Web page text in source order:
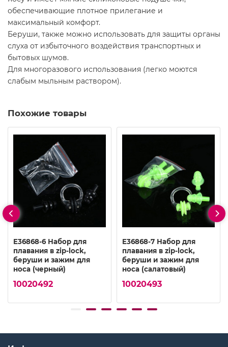
обеспечивающие плотное прилегание и
максимальный комфорт.
Беруши, также можно использовать для защиты органы
слуха от избыточного воздействия транспортных и
бытовых шумов.
Для многоразового использования (легко моются
слабым мыльным раствором).
Похожие товары
E36868-6 Набор для
плавания в zip-lock,
беруши и зажим для
носа (черный)
10020492
E36868-7 Набор для
плавания в zip-lock,
беруши и зажим для
носа (салатовый)
10020493